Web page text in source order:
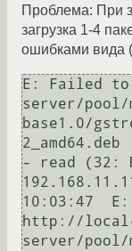
Проблема: При
загрузка 1-4
ошибками вида
E: Failed
server/
base1.0/
- read (32:
10:03:47
http://
server/pool/